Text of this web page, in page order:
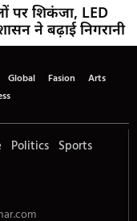
पर शिकंजा, LED
ने बढ़ाई निगरानी
Global Fasion
Arts
Politics Sports